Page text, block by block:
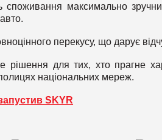
споживання максимально
перекусу, що дарує
рішення для тих, хто прагне
національних мереж.
SKYR